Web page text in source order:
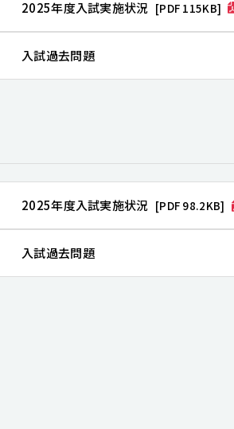
2025年度入試実施状況 [PDF 115KB]
入試過去問題
2025年度入試実施状況 [PDF 98.2KB]
入試過去問題